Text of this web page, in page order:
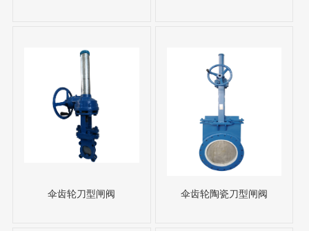
伞齿轮刀型闸阀 伞齿轮陶瓷刀型闸阀